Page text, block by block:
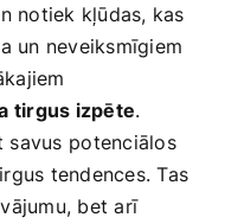
notiek kļūdas, kas
un neveiksmīgiem‌
tirgus ​izpēte.
savus ⁣potenciālos
tendences.‍ Tas
bet arī​